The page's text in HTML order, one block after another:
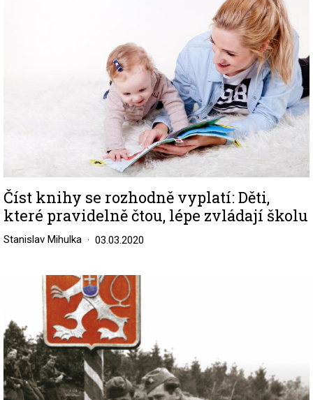
Číst knihy se rozhodně vyplatí: Děti,
které pravidelně čtou, lépe zvládají školu
Stanislav Mihulka 03.03.2020